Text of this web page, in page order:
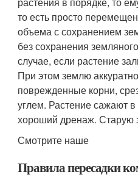
то есть просто
объема с сохранением
без сохранения
случае, если растение
При этом землю
поврежденные корни,
углем. Растение сажают
хороший дренаж. Старую
Смотрите наше
Правила пересадки